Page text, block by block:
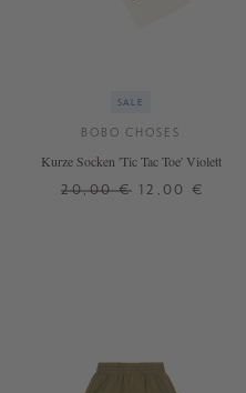
SALE
BOBO CHOSES
Kurze Socken 'Tic Tac Toe' Violett
20,00 € 12,00 €